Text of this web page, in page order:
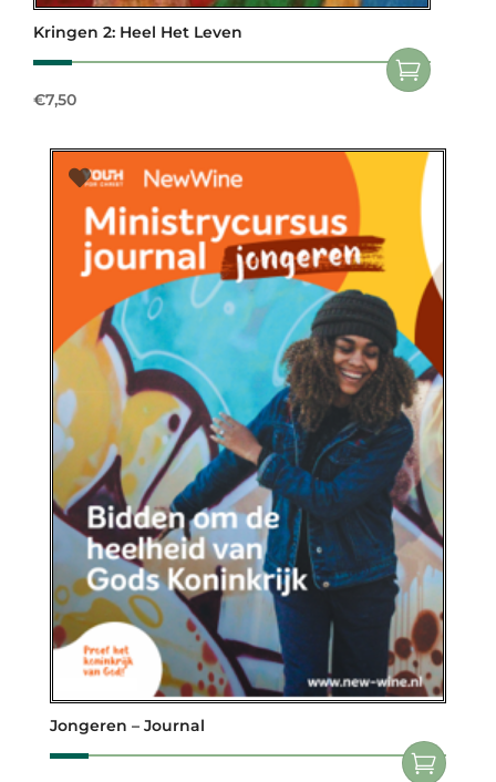
Kringen 2: Heel Het Leven
€7,50
Jongeren – Journal